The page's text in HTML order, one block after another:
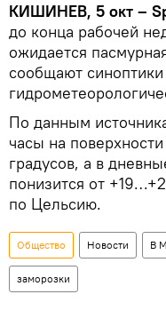
КИШИНЕВ, 5 окт –
до конца рабочей
ожидается
сообщают синоптики
По данным
часы на
градусов, а в
понизится от
по Цельсию.
Общество Новости В
заморозки